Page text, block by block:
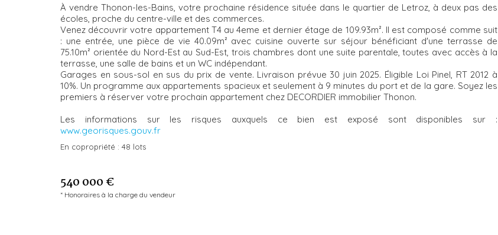
À vendre Thonon-les-Bains, votre prochaine résidence située dans le quartier de Letroz, à deux pas des
écoles, proche du centre-ville et des commerces.
Venez découvrir votre appartement T4 au 4eme et dernier étage de 109.93m². Il est composé comme suit
: une entrée, une pièce de vie 40.09m² avec cuisine ouverte sur séjour bénéficiant d'une terrasse de
75.10m² orientée du Nord-Est au Sud-Est, trois chambres dont une suite parentale, toutes avec accès à la
terrasse, une salle de bains et un WC indépendant.
Garages en sous-sol en sus du prix de vente. Livraison prévue 30 juin 2025. Éligible Loi Pinel, RT 2012 à
10%. Un programme aux appartements spacieux et seulement à 9 minutes du port et de la gare. Soyez les
premiers à réserver votre prochain appartement chez DECORDIER immobilier Thonon.
Les informations sur les risques auxquels ce bien est exposé sont disponibles sur :
www.georisques.gouv.fr
En copropriété : 48 lots
540 000 €
* Honoraires à la charge du vendeur